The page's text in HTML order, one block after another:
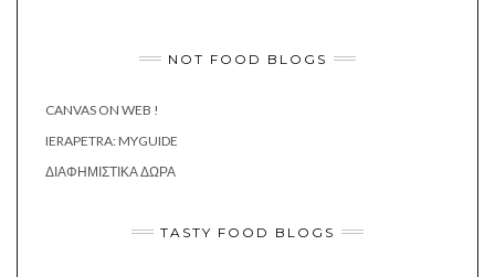
NOT FOOD BLOGS
CANVAS ON WEB !
IERAPETRA: MYGUIDE
ΔΙΑΦΗΜΙΣΤΙΚΆ ΔΏΡΑ
TASTY FOOD BLOGS